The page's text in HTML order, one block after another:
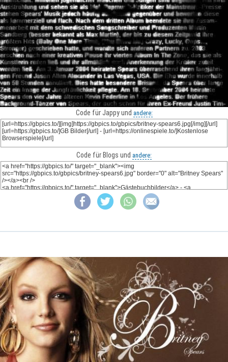
Code für Jappy und andere:
Code für Blogs und andere: